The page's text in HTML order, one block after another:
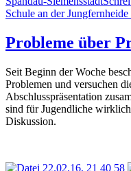
Schule an der
Probleme über
Seit Beginn der Woche
Problemen und versuchen
Abschlusspräsentation
sind für Jugendliche
Diskussion.